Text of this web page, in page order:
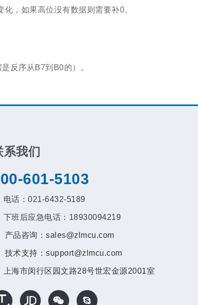
，如果高位没有数据则需要补0。
反序从B7到B0的）。
系我们
601-5103
电话：021-6432-5189
下班后应急电话：18930094219
产品咨询：sales@zlmcu.com
技术支持：support@zlmcu.com
上海市闵行区园文路28号世宏金源2001室